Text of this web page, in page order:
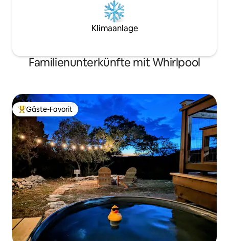
Klimaanlage
Familienunterkünfte mit Whirlpool
Beliebter Gäste-Favorit.
Gäste-Favorit